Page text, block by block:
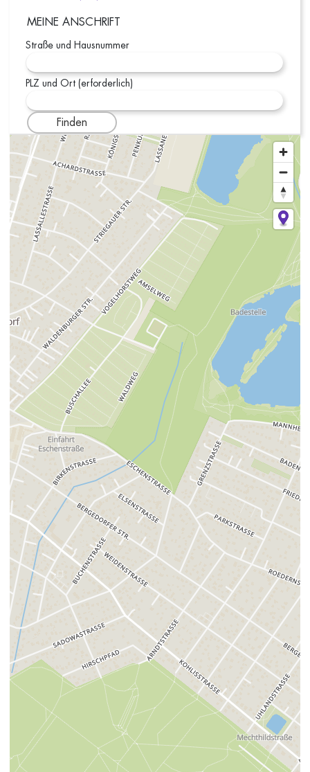
MEINE ANSCHRIFT
Straße und Hausnummer
PLZ und Ort (erforderlich)
Finden